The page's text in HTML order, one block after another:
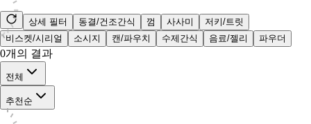
상세 필터 동결/건조간식 껌 사사미
저키/트릿
비스켓/시리얼
소시지 캔/파우치 수제간식 음료/젤리 파우더
0개의 결과
전체
추천순